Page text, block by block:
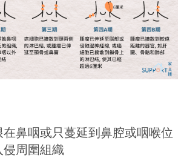
鼻咽或只蔓延到鼻腔或咽喉位
周圍組織